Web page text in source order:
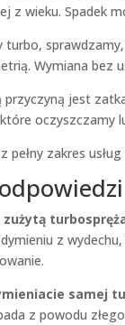
z wieku. Spadek
turbo,
Wymiana bez
przyczyną jest
oczyszczamy
pełny zakres
z
samej
z powodu